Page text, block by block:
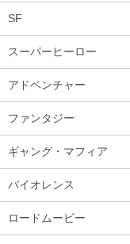
SF
スーパーヒーロー
アドベンチャー
ファンタジー
ギャング・マフィア
バイオレンス
ロードムービー